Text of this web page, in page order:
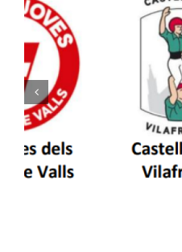
Els Castellers
patrimoni